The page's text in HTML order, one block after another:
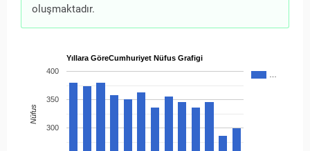
oluşmaktadır.
Yıllara GöreCumhuriyet Nüfus Grafigi
300
350
400
Nüfus